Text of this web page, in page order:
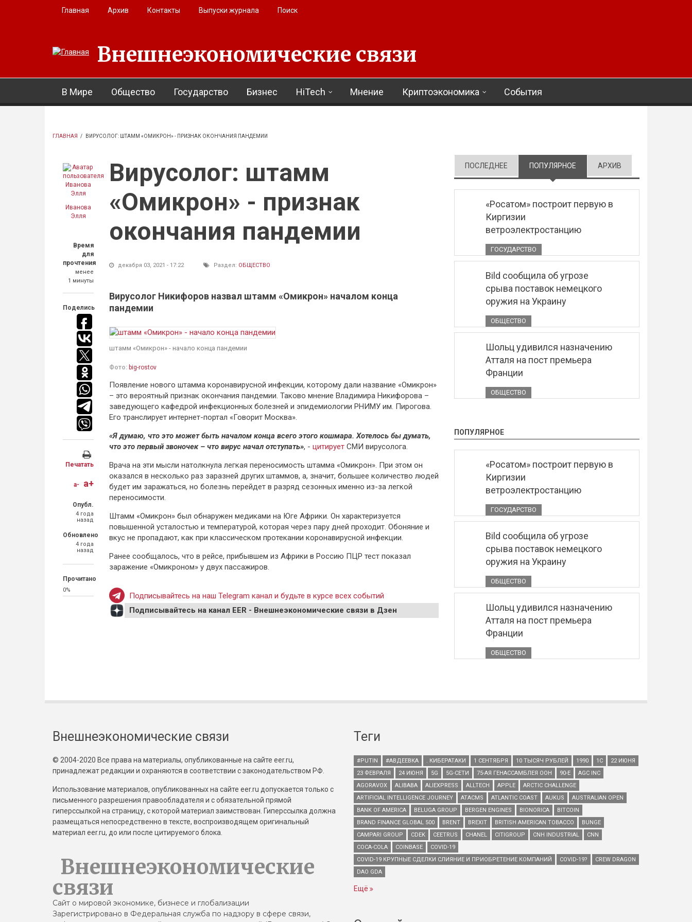
Перейти к основному содержанию
Главная Архив Контакты Выпуски журнала Поиск
Внешнеэкономические связи
В Мире Общество Государство Бизнес HiTech Мнение Криптоэкономика События
ГЛАВНАЯ / ВИРУСОЛОГ: ШТАММ «ОМИКРОН» - ПРИЗНАК ОКОНЧАНИЯ ПАНДЕМИИ
Иванова
Элля
Время
для
прочтения
менее
1 минуты
Поделись
Печатать
a- a+
Опубл.
4 года
назад
Обновлено
4 года
назад
Прочитано
0%
Вирусолог: штамм
«Омикрон» - признак
окончания пандемии
декабря 03, 2021 - 17:22 Раздел: ОБЩЕСТВО
Вирусолог Никифоров назвал штамм «Омикрон» началом конца
пандемии
штамм «Омикрон» - начало конца пандемии
Фото: big-rostov
Появление нового штамма коронавирусной инфекции, которому дали название «Омикрон»
– это вероятный признак окончания пандемии. Таково мнение Владимира Никифорова –
заведующего кафедрой инфекционных болезней и эпидемиологии РНИМУ им. Пирогова.
Его транслирует интернет-портал «Говорит Москва».
«Я думаю, что это может быть началом конца всего этого кошмара. Хотелось бы думать,
что это первый звоночек – что вирус начал отступать», - цитирует СМИ вирусолога.
Врача на эти мысли натолкнула легкая переносимость штамма «Омикрон». При этом он
оказался в несколько раз заразней других штаммов, а, значит, большее количество людей
будет им заражаться, но болезнь перейдет в разряд сезонных именно из-за легкой
переносимости.
Штамм «Омикрон» был обнаружен медиками на Юге Африки. Он характеризуется
повышенной усталостью и температурой, которая через пару дней проходит. Обоняние и
вкус не пропадают, как при классическом протекании коронавирусной инфекции.
Ранее сообщалось, что в рейсе, прибывшем из Африки в Россию ПЦР тест показал
заражение «Омикроном» у двух пассажиров.
Подписывайтесь на наш Telegram канал и будьте в курсе всех событий
Подписывайтесь на канал EER - Внешнеэкономические связи в Дзен
ПОСЛЕДНЕЕ ПОПУЛЯРНОЕ (АКТИВНАЯ ВКЛАДКА)
АРХИВ
«Росатом» построит первую в
Киргизии
ветроэлектростанцию
ГОСУДАРСТВО
Bild сообщила об угрозе
срыва поставок немецкого
оружия на Украину
ОБЩЕСТВО
Шольц удивился назначению
Атталя на пост премьера
Франции
ОБЩЕСТВО
ПОПУЛЯРНОЕ
«Росатом» построит первую в
Киргизии
ветроэлектростанцию
ГОСУДАРСТВО
Bild сообщила об угрозе
срыва поставок немецкого
оружия на Украину
ОБЩЕСТВО
Шольц удивился назначению
Атталя на пост премьера
Франции
ОБЩЕСТВО
Внешнеэкономические связи
© 2004-2020 Все права на материалы, опубликованные на сайте eer.ru,
принадлежат редакции и охраняются в соответствии с законодательством РФ.
Использование материалов, опубликованных на сайте eer.ru допускается только с
письменного разрешения правообладателя и с обязательной прямой
гиперссылкой на страницу, с которой материал заимствован. Гиперссылка должна
размещаться непосредственно в тексте, воспроизводящем оригинальный
материал eer.ru, до или после цитируемого блока.
Внешнеэкономические
связи
Сайт о мировой экономике, бизнесе и глобализации
Зарегистрировано в Федеральная служба по надзору в сфере связи,
Теги
#PUTIN #АВДЕЕВКА . КИБЕРАТАКИ 1 СЕНТЯБРЯ 10 ТЫСЯЧ РУБЛЕЙ 1990 1С
22 ИЮНЯ
23 ФЕВРАЛЯ
24 ИЮНЯ 5G 5G-СЕТИ 75-АЯ ГЕНАССАМБЛЕЯ ООН 90-Е
AGC INC
AGORAVOX
ALIBABA ALIEXPRESS ALLTECH APPLE
ARCTIC CHALLENGE
ARTIFICIAL INTELLIGENCE JOURNEY
ATACMS ATLANTIC COAST AUKUS
AUSTRALIAN OPEN
BANK OF AMERICA
BELUGA GROUP BERGEN ENGINES BIONORICA
BITCOIN
BRAND FINANCE GLOBAL 500
BRENT BREXIT BRITISH AMERICAN TOBACCO
BUNGE
CAMPARI GROUP
CDEK CEETRUS CHANEL CITIGROUP CNH INDUSTRIAL
CNN
COCA-COLA
COINBASE
COVID-19
COVID-19 КРУПНЫЕ СДЕЛКИ СЛИЯНИЕ И ПРИОБРЕТЕНИЕ КОМПАНИЙ
COVID-19?
CREW DRAGON
DAO GDA
Ещё